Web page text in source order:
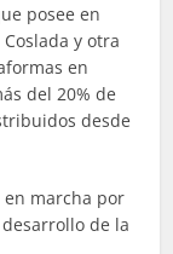
posee en
y otra
en
del 20% de
desde
en marcha por
de la